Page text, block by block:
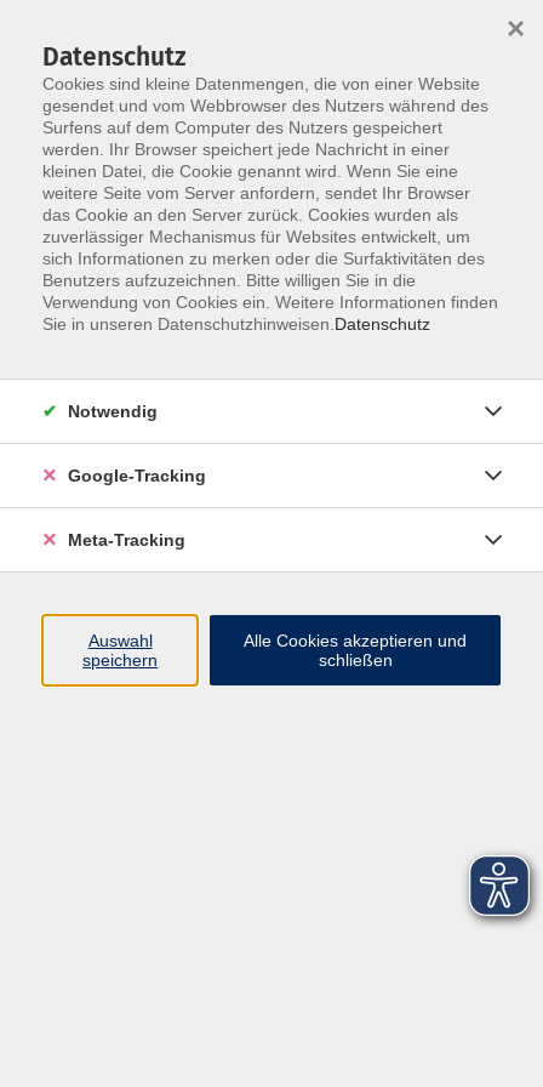
Skip to main content
Der Kurs konnte nicht gefunden werden.
Über uns
Datenschutz
Cookies sind kleine Datenmengen, die von einer Website
gesendet und vom Webbrowser des Nutzers während des
Surfens auf dem Computer des Nutzers gespeichert
werden. Ihr Browser speichert jede Nachricht in einer
kleinen Datei, die Cookie genannt wird. Wenn Sie eine
weitere Seite vom Server anfordern, sendet Ihr Browser
das Cookie an den Server zurück. Cookies wurden als
zuverlässiger Mechanismus für Websites entwickelt, um
sich Informationen zu merken oder die Surfaktivitäten des
Benutzers aufzuzeichnen. Bitte willigen Sie in die
Verwendung von Cookies ein. Weitere Informationen finden
Sie in unseren Datenschutzhinweisen. Datenschutz
×
Notwendig
Google-Tracking
Meta-Tracking
Auswahl
speichern
Alle Cookies akzeptieren und
schließen